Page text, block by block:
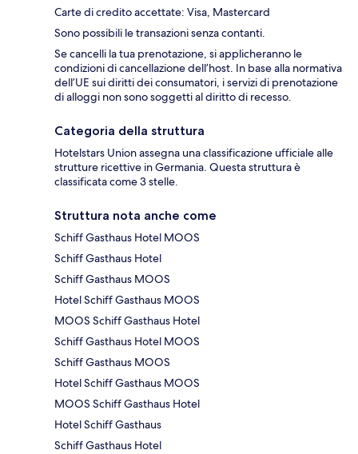
Carte di credito accettate: Visa, Mastercard
Sono possibili le transazioni senza contanti.
Se cancelli la tua prenotazione, si applicheranno le
condizioni di cancellazione dell’host. In base alla normativa
dell’UE sui diritti dei consumatori, i servizi di prenotazione
di alloggi non sono soggetti al diritto di recesso.
Categoria della struttura
Hotelstars Union assegna una classificazione ufficiale alle
strutture ricettive in Germania. Questa struttura è
classificata come 3 stelle.
Struttura nota anche come
Schiff Gasthaus Hotel MOOS
Schiff Gasthaus Hotel
Schiff Gasthaus MOOS
Hotel Schiff Gasthaus MOOS
MOOS Schiff Gasthaus Hotel
Schiff Gasthaus Hotel MOOS
Schiff Gasthaus MOOS
Hotel Schiff Gasthaus MOOS
MOOS Schiff Gasthaus Hotel
Hotel Schiff Gasthaus
Schiff Gasthaus Hotel